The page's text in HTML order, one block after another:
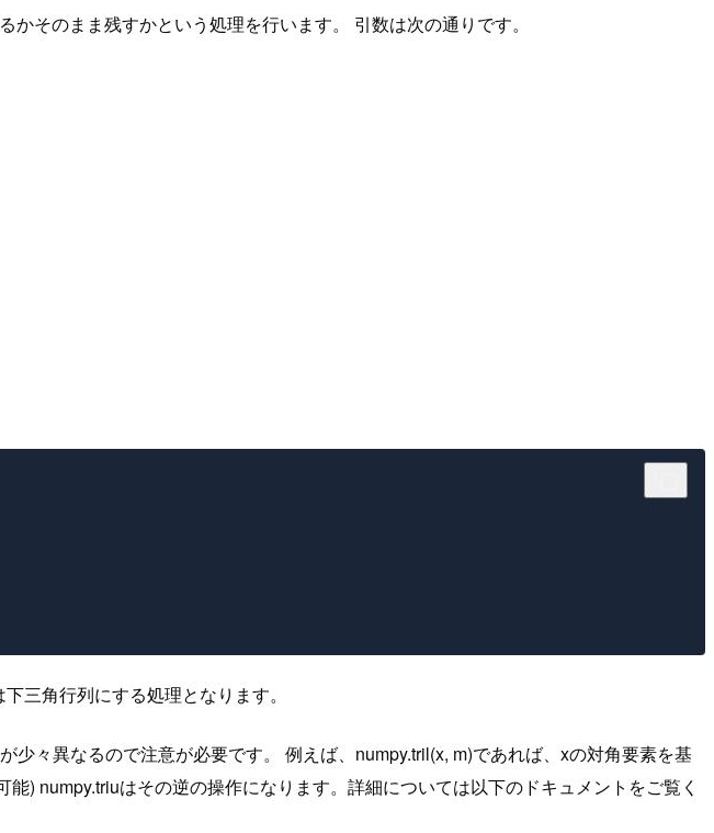
そのまま残すかという処理を行います。 引数は次の通りです。
三角行列にする処理となります。
々異なるので注意が必要です。 例えば、numpy.tril(x, m)であれば、xの対角要素を基
) numpy.triuはその逆の操作になります。詳細については以下のドキュメントをご覧く